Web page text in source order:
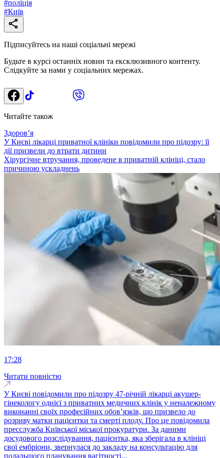
#поліція
#Київ
Підписуйтесь на наші соціальні мережі
Будьте в курсі останніх новин та ексклюзивного контенту.
Слідкуйте за нами у соціальних мережах.
Читайте також
Здоровʼя
У Києві лікарці приватної клініки повідомили про підозру: її
дії призвели до втрати дитини
Хірургічне втручання, проведене в приватній клініці, стало
причиною ускладнень
17:28
Читати повністю
У Києві повідомили про підозру 47-річній лікарці акушер-
гінекологу однієї з приватних медичних клінік у неналежному
виконанні своїх професійних обов’язків, що призвело до
розриву матки пацієнтки та смерті плоду. Про це повідомила
пресслужба Київської міської прокуратури. За даними
досудового розслідування, пацієнтка, яка зберігала в клініці
свої ембріони, звернулася до закладу на консультацію для
подальшого планування вагітності...